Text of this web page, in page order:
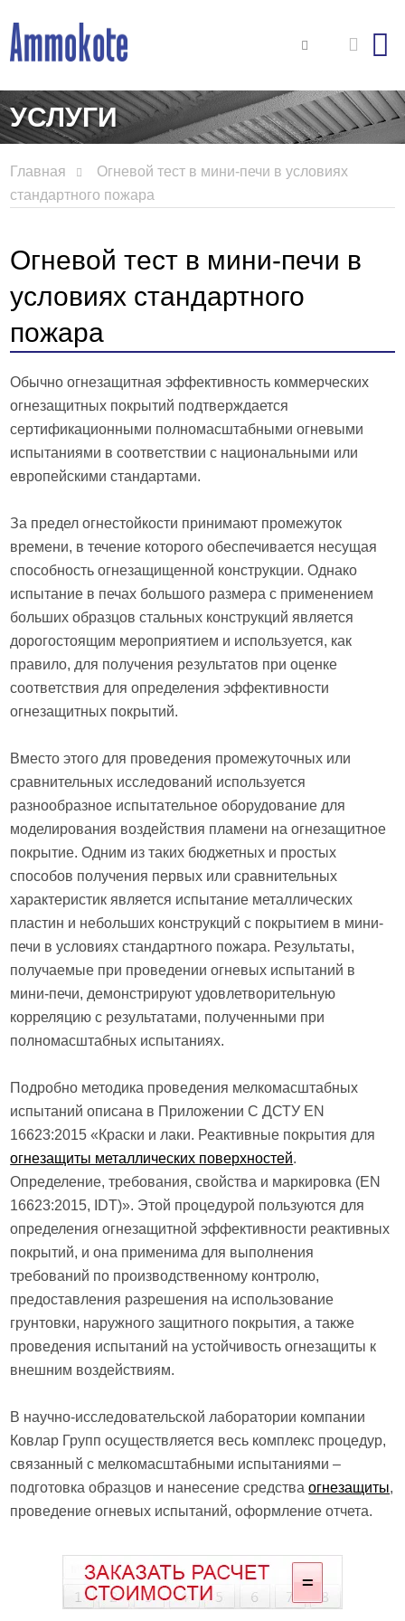
УСЛУГИ
Главная
Огневой тест в мини-печи в условиях
стандартного пожара
Огневой тест в мини-печи в
условиях стандартного
пожара
Обычно огнезащитная эффективность коммерческих
огнезащитных покрытий подтверждается
сертификационными полномасштабными огневыми
испытаниями в соответствии с национальными или
европейскими стандартами.
За предел огнестойкости принимают промежуток
времени, в течение которого обеспечивается несущая
способность огнезащищенной конструкции. Однако
испытание в печах большого размера с применением
больших образцов стальных конструкций является
дорогостоящим мероприятием и используется, как
правило, для получения результатов при оценке
соответствия для определения эффективности
огнезащитных покрытий.
Вместо этого для проведения промежуточных или
сравнительных исследований используется
разнообразное испытательное оборудование для
моделирования воздействия пламени на огнезащитное
покрытие. Одним из таких бюджетных и простых
способов получения первых или сравнительных
характеристик является испытание металлических
пластин и небольших конструкций с покрытием в мини-
печи в условиях стандартного пожара. Результаты,
получаемые при проведении огневых испытаний в
мини-печи, демонстрируют удовлетворительную
корреляцию с результатами, полученными при
полномасштабных испытаниях.
Подробно методика проведения мелкомасштабных
испытаний описана в Приложении С ДСТУ EN
16623:2015 «Краски и лаки. Реактивные покрытия для
огнезащиты металлических поверхностей.
Определение, требования, свойства и маркировка (EN
16623:2015, IDT)». Этой процедурой пользуются для
определения огнезащитной эффективности реактивных
покрытий, и она применима для выполнения
требований по производственному контролю,
предоставления разрешения на использование
грунтовки, наружного защитного покрытия, а также
проведения испытаний на устойчивость огнезащиты к
внешним воздействиям.
В научно-исследовательской лаборатории компании
Ковлар Групп осуществляется весь комплекс процедур,
связанный с мелкомасштабными испытаниями –
подготовка образцов и нанесение средстваогнезащиты,
проведение огневых испытаний, оформление отчета.